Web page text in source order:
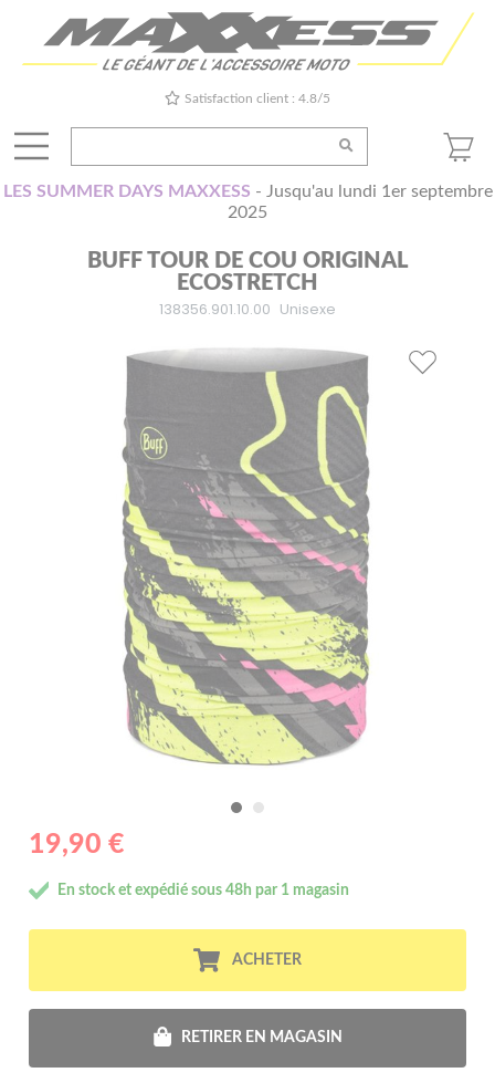
Satisfaction client : 4.8/5
LES SUMMER DAYS MAXXESS - Jusqu'au lundi 1er septembre
2025
BUFF TOUR DE COU ORIGINAL
ECOSTRETCH
138356.901.10.00 Unisexe
19,90 €
En stock et expédié sous 48h par 1 magasin
ACHETER
RETIRER EN MAGASIN